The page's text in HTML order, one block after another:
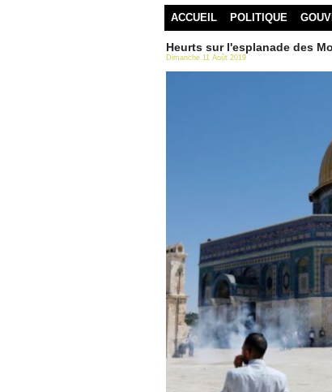
ACCUEIL POLITIQUE
Heurts sur l'esplanade des
Dimanche 11 Août 2019